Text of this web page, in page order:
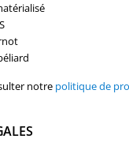
notre politique de